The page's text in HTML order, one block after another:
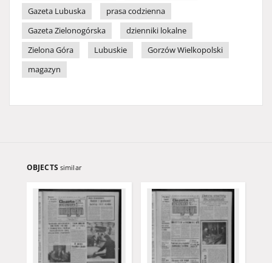
Gazeta Lubuska
prasa codzienna
Gazeta Zielonogórska
dzienniki lokalne
Zielona Góra
Lubuskie
Gorzów Wielkopolski
magazyn
OBJECTS similar